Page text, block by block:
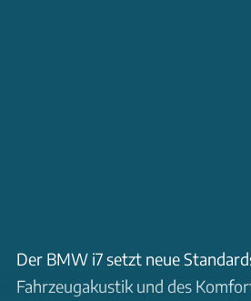
Der BMW i7 setzt neue
Fahrzeugakustik und des